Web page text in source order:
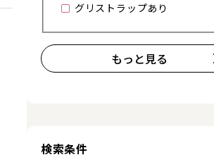
グリストラップあり
もっと見る
検索条件